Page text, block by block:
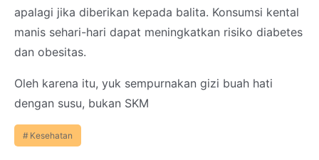
apalagi jika diberikan kepada balita. Konsumsi kental
manis sehari-hari dapat meningkatkan risiko diabetes
dan obesitas.
Oleh karena itu, yuk sempurnakan gizi buah hati
dengan susu, bukan SKM
Kesehatan